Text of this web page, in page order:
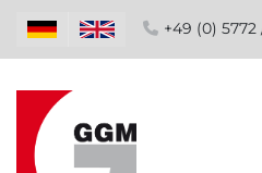
+49 (0)